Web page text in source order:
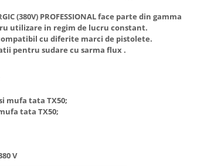
(380V) PROFESSIONAL face parte din gamma
utilizare in regim de lucru constant.
cu diferite marci de pistolete.
pentru sudare cu sarma flux .
mufa tata TX50;
tata TX50;
V